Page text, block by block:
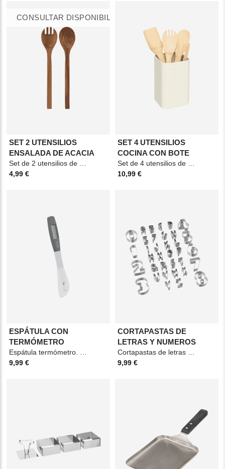
CONSULTAR DISPONIBILIDAD
SET 2 UTENSILIOS
ENSALADA DE ACACIA
4,99 €
SET 4 UTENSILIOS
COCINA CON BOTE
10,99 €
ESPÁTULA CON
TERMÓMETRO
9,99 €
CORTAPASTAS DE
LETRAS Y NUMEROS
9,99 €